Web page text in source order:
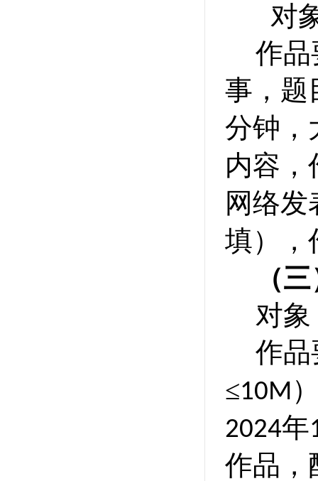
对
作品
事，题
分钟，
内容，
网络
填）
（
对
作品
≤10M
2024年
作品，